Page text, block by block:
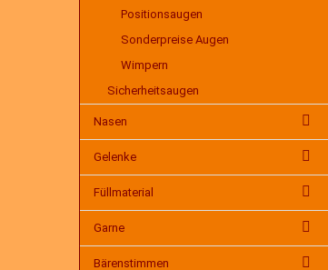
Positionsaugen
Sonderpreise Augen
Wimpern
Sicherheitsaugen
Nasen
Gelenke
Füllmaterial
Garne
Bärenstimmen